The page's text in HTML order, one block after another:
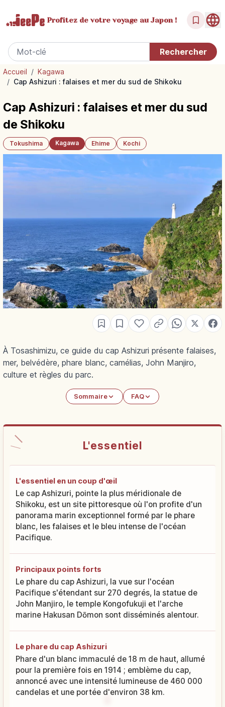
Profitez de votrevoyage au Japon !
Accueil / Kagawa
/ Cap Ashizuri : falaises et mer du sud de Shikoku
Cap Ashizuri : falaises et mer du sud
de Shikoku
Tokushima Kagawa Ehime Kochi
À Tosashimizu, ce guide du cap Ashizuri présente falaises,
mer, belvédère, phare blanc, camélias, John Manjiro,
culture et règles du parc.
Sommaire FAQ
L'essentiel
L'essentiel en un coup d'œil
Le cap Ashizuri, pointe la plus méridionale de
Shikoku, est un site pittoresque où l'on profite d'un
panorama marin exceptionnel formé par le phare
blanc, les falaises et le bleu intense de l'océan
Pacifique.
Principaux points forts
Le phare du cap Ashizuri, la vue sur l'océan
Pacifique s'étendant sur 270 degrés, la statue de
John Manjiro, le temple Kongofukuji et l'arche
marine Hakusan Dōmon sont disséminés alentour.
Le phare du cap Ashizuri
Phare d'un blanc immaculé de 18 m de haut, allumé
pour la première fois en 1914 ; emblème du cap,
annoncé avec une intensité lumineuse de 460 000
candelas et une portée d'environ 38 km.